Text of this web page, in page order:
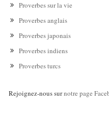
Proverbes sur la vie
Proverbes anglais
Proverbes japonais
Proverbes indiens
Proverbes turcs
Rejoignez-nous surnotre page